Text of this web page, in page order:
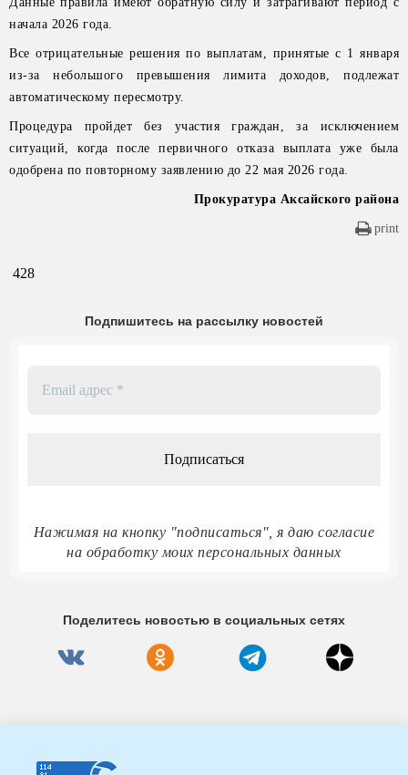
начала 2026 года.
Все отрицательные решения по выплатам, принятые с 1 января
из-за небольшого превышения лимита доходов, подлежат
автоматическому пересмотру.
Процедура пройдет без участия граждан, за исключением
ситуаций, когда после первичного отказа выплата уже была
одобрена по повторному заявлению до 22 мая 2026 года.
Прокуратура Аксайского района
print
428
Подпишитесь на рассылку новостей
Нажимая на кнопку "подписаться", я даю согласие
на обработку моих персональных данных
Поделитесь новостью в социальных сетях